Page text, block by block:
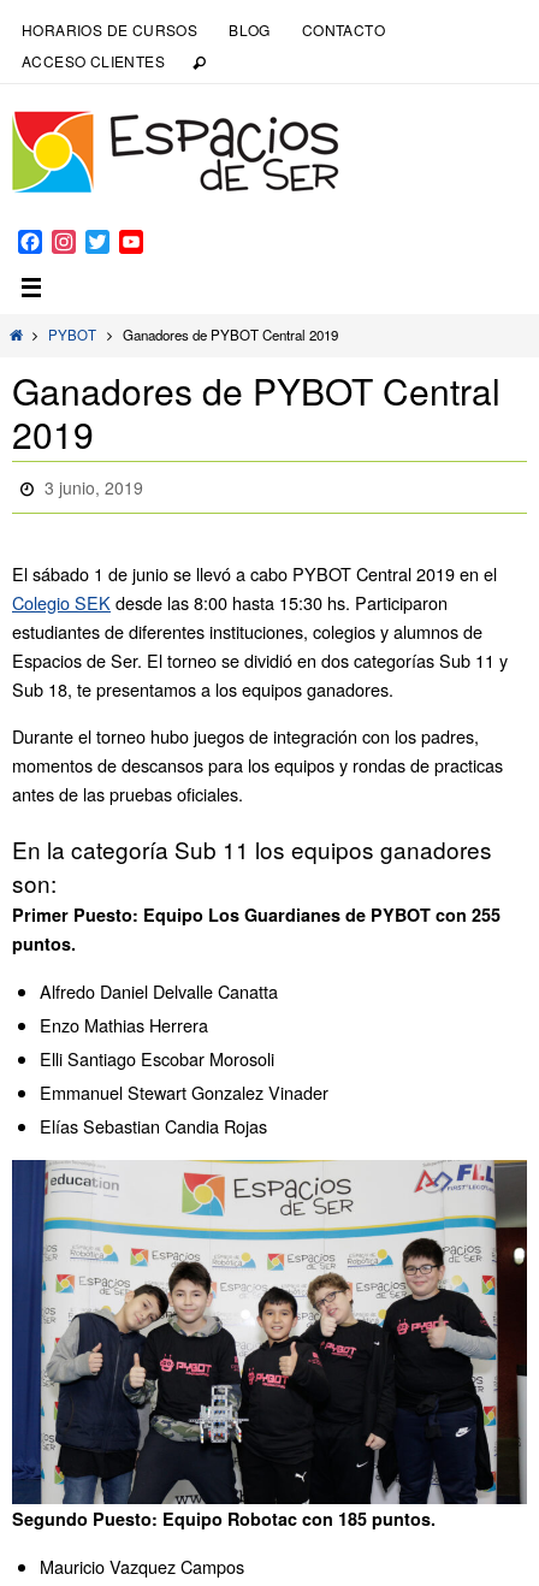
HORARIOS DE CURSOS BLOG
CONTACTO
ACCESO CLIENTES
Facebook
Instagram
Twitter
PYBOT Ganadores de PYBOT Central 2019
Ganadores de PYBOT Central
2019
3 junio, 2019
El sábado 1 de junio se llevó a cabo PYBOT Central 2019 en el
Colegio SEKdesde las 8:00 hasta 15:30 hs. Participaron
estudiantes de diferentes instituciones, colegios y alumnos de
Espacios de Ser. El torneo se dividió en dos categorías Sub 11 y
Sub 18, te presentamos a los equipos ganadores.
Durante el torneo hubo juegos de integración con los padres,
momentos de descansos para los equipos y rondas de practicas
antes de las pruebas oficiales.
En la categoría Sub 11 los equipos ganadores
son:
Primer Puesto: Equipo Los Guardianes de PYBOT con 255
puntos.
Alfredo Daniel Delvalle Canatta
Enzo Mathias Herrera
Elli Santiago Escobar Morosoli
Emmanuel Stewart Gonzalez Vinader
Elías Sebastian Candia Rojas
Segundo Puesto: Equipo Robotac con 185 puntos.
Mauricio Vazquez Campos